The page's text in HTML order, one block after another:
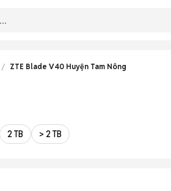
ZTE Blade V40 Huyện Tam Nông
2 TB > 2 TB